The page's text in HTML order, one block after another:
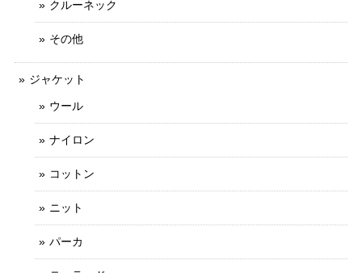
クルーネック
その他
ジャケット
ウール
ナイロン
コットン
ニット
パーカ